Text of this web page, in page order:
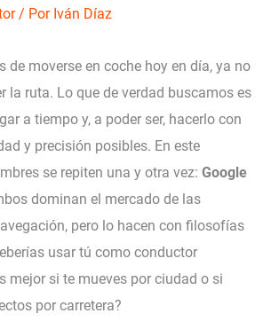
/ Por Iván Díaz
de moverse en coche hoy en día, ya no
la ruta. Lo que de verdad buscamos es
a tiempo y, a poder ser, hacerlo con
y precisión posibles. En este
se repiten una y otra vez: Google
dominan el mercado de las
pero lo hacen con filosofías
usar tú como conductor
mejor si te mueves por ciudad o si
por carretera?